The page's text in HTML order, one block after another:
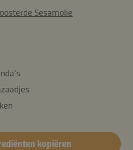
Sesamolie
kopiëren